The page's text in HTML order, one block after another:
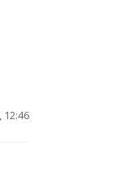
12:46